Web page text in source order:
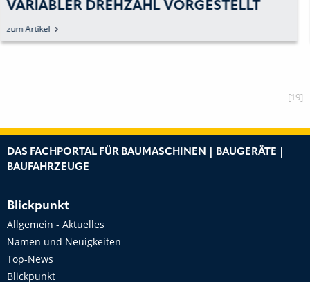
KOMPAKTE OFF-HIGHWAY-
ANWENDUNGEN
zum Artikel
[19]
DAS FACHPORTAL FÜR BAUMASCHINEN | BAUGERÄTE |
BAUFAHRZEUGE
Blickpunkt
Allgemein - Aktuelles
Namen und Neuigkeiten
Top-News
Blickpunkt